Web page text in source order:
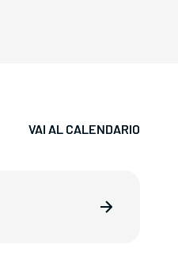
VAI AL CALENDARIO
VAI AL CALENDARIO